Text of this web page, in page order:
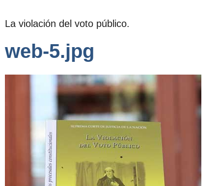
La violación del voto público.
web-5.jpg